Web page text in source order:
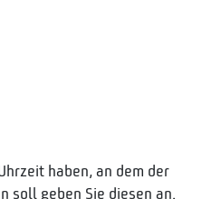
haben, an dem der
soll geben Sie diesen an.